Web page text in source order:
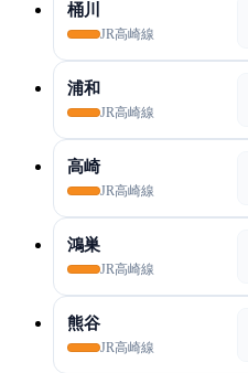
桶川
JR高崎線
浦和
JR高崎線
高崎
JR高崎線
鴻巣
JR高崎線
熊谷
JR高崎線